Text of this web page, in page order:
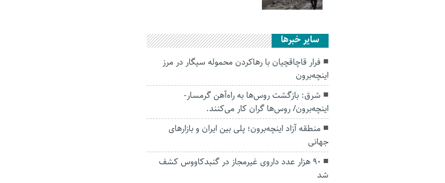
سایر خبرها
فرار قاچاقچیان با رهاکردن محموله سیگار در مرز
اینچه‌برون
شرق: بازگشت روس‌ها به راه‌آهن گرمسار-
اینچه‌برون/ روس‌ها گران کار می‌کنند.
منطقه آزاد اینچه‌برون؛ پلی بین ایران و بازارهای
جهانی
۹۰ هزار عدد داروی غیرمجاز در گنبدکاووس کشف
شد